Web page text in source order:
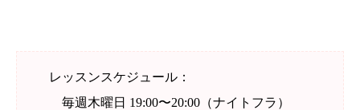
レッスンスケジュール：
毎週木曜日 19:00〜20:00（ナイトフラ）